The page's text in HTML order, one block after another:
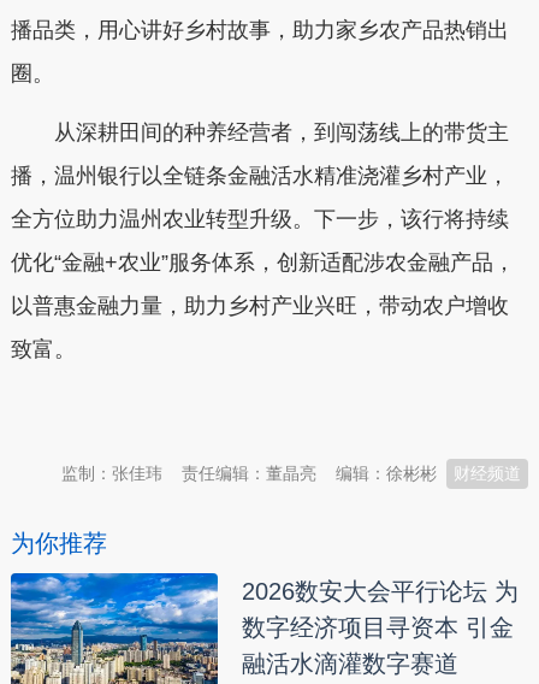
播品类，用心讲好乡村故事，助力家乡农产品热销出
圈。
从深耕田间的种养经营者，到闯荡线上的带货主
播，温州银行以全链条金融活水精准浇灌乡村产业，
全方位助力温州农业转型升级。下一步，该行将持续
优化“金融+农业”服务体系，创新适配涉农金融产品，
以普惠金融力量，助力乡村产业兴旺，带动农户增收
致富。
财经频道
编辑：徐彬彬
责任编辑：董晶亮
监制：张佳玮
为你推荐
2026数安大会平行论坛 为
数字经济项目寻资本 引金
融活水滴灌数字赛道